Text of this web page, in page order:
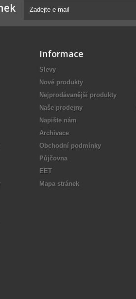
Informace
Slevy
Nové produkty
Nejprodávanější produkty
Naše prodejny
Napište nám
Archivace
Obchodní podmínky
Půjčovna
EET
Mapa stránek